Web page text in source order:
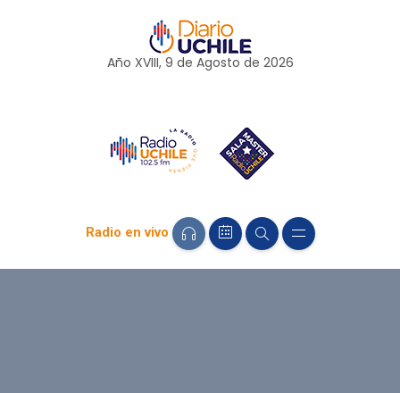
Año XVIII, 9 de Agosto de 2026
Radio en vivo